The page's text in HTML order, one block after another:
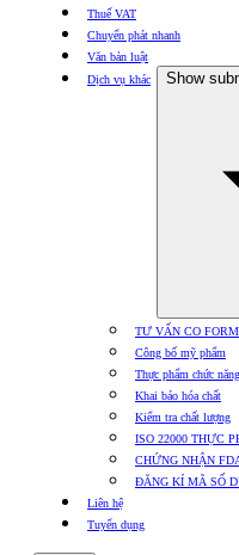
Thuế VAT
Chuyển phát nhanh
Văn bản luật
Dịch vụ khác
Show
TƯ VẤN CO
Công bố mỹ phẩm
Thực phẩm chức năng
Khai báo hóa chất
Kiểm tra chất lượng
ISO 22000 THỰC
CHỨNG NHẬN
ĐĂNG KÍ MÃ SỐ
Liên hệ
Tuyển dụng